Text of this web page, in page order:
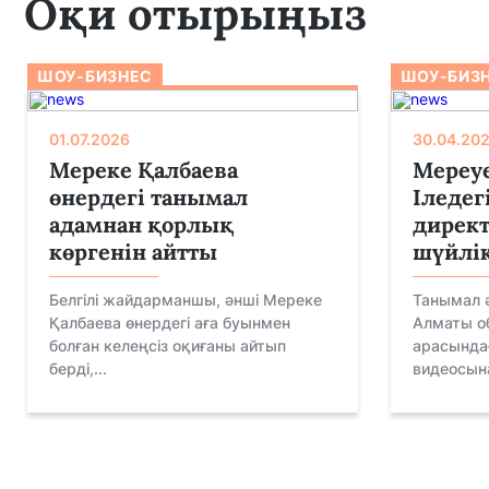
Оқи отырыңыз
ШОУ-БИЗНЕС
01.07.2026
Мереке Қалбаева
өнердегі танымал
адамнан қорлық
көргенін айтты
Белгілі жайдарманшы, әнші Мереке
Қалбаева өнердегі аға буынмен
болған келеңсіз оқиғаны айтып
берді,...
ШОУ-
Танымал
Алматы